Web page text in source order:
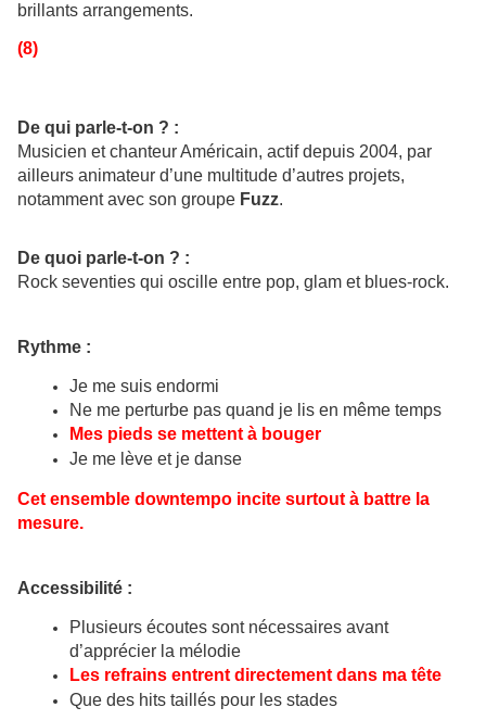
brillants arrangements.
(8)
De qui parle-t-on ? :
Musicien et chanteur Américain, actif depuis 2004, par
ailleurs animateur d’une multitude d’autres projets,
notamment avec son groupe Fuzz.
De quoi parle-t-on ? :
Rock seventies qui oscille entre pop, glam et blues-rock.
Rythme :
Je me suis endormi
Ne me perturbe pas quand je lis en même temps
Mes pieds se mettent à bouger
Je me lève et je danse
Cet ensemble downtempo incite surtout à battre la
mesure.
Accessibilité :
Plusieurs écoutes sont nécessaires avant
d’apprécier la mélodie
Les refrains entrent directement dans ma tête
Que des hits taillés pour les stades